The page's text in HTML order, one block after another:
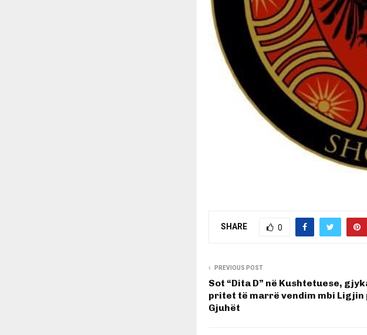
SHARE 0
PREVIOUS POST
Sot “Dita D” në Kushtetuese,
pritet të marrë vendim mbi Ligjin
Gjuhët